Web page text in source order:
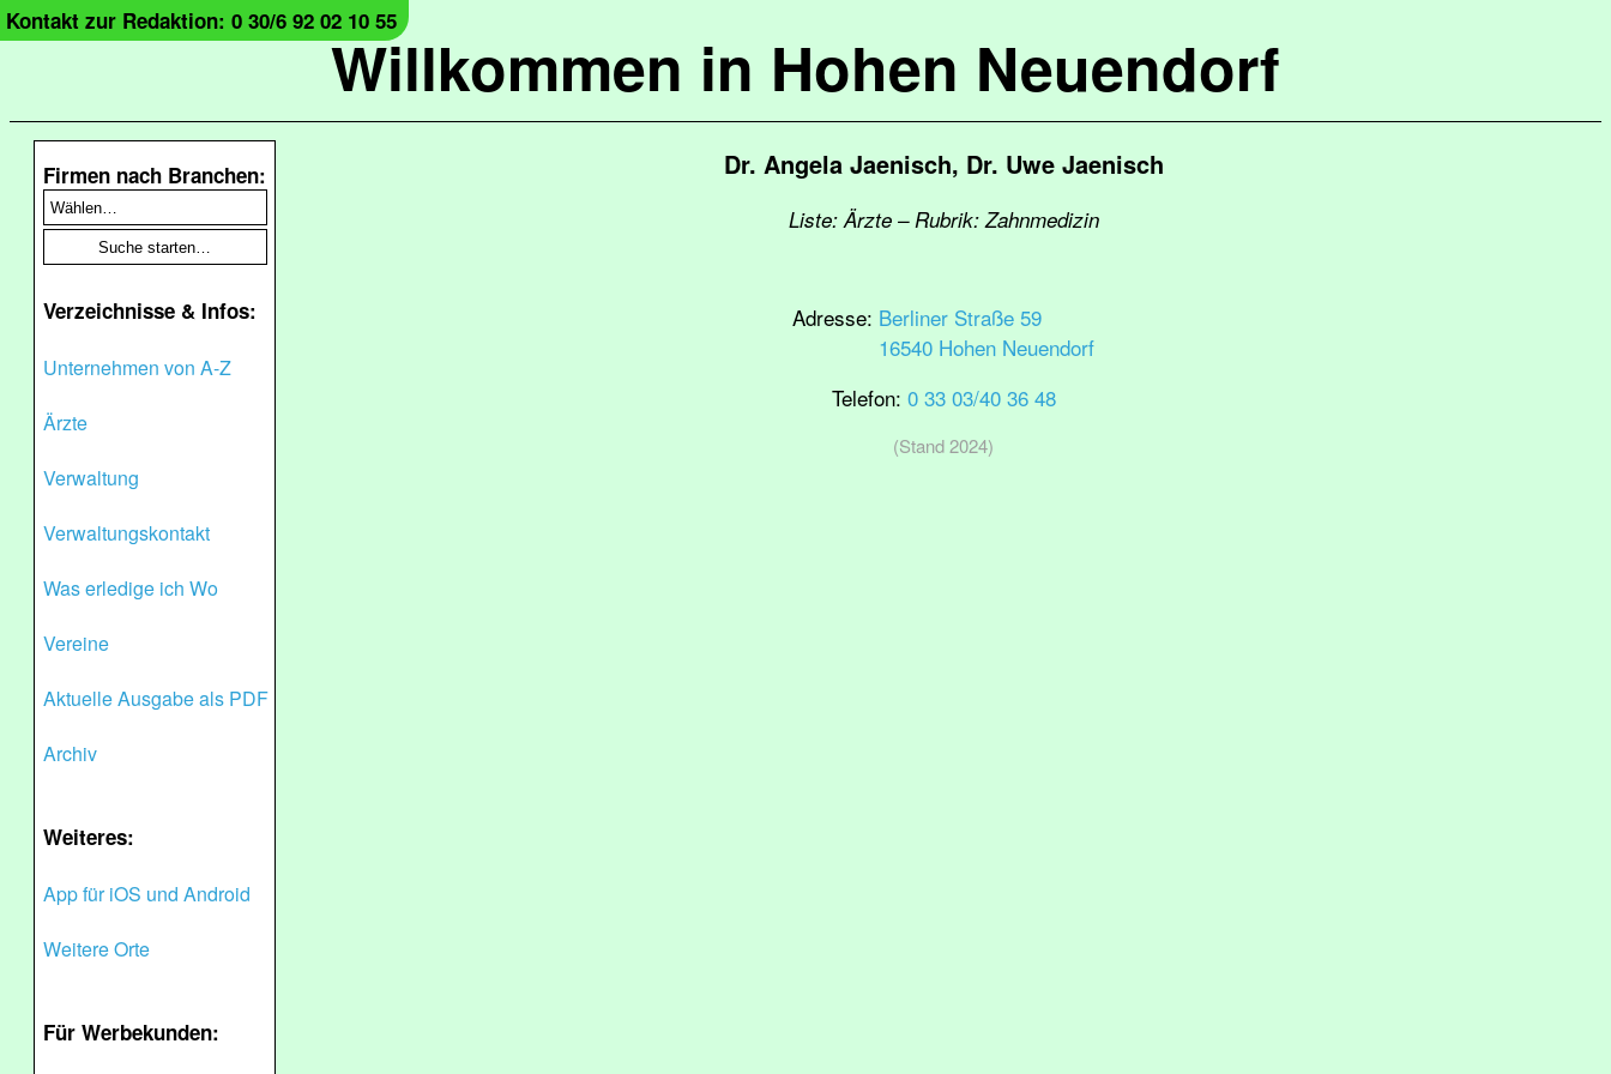
Willkommen in Hohen Neuendorf
Kontakt zur Redaktion: 0 30/6 92 02 10 55
Firmen nach Branchen:
Verzeichnisse & Infos:
Unternehmen von A-Z
Ärzte
Verwaltung
Verwaltungskontakt
Was erledige ich Wo
Vereine
Aktuelle Ausgabe als PDF
Archiv
Weiteres:
App für iOS und Android
Weitere Orte
Für Werbekunden:
Dr. Angela Jaenisch, Dr. Uwe Jaenisch
Liste: Ärzte – Rubrik: Zahnmedizin
Adresse: Berliner Straße 59
16540 Hohen Neuendorf
Telefon: 0 33 03/40 36 48
(Stand 2024)